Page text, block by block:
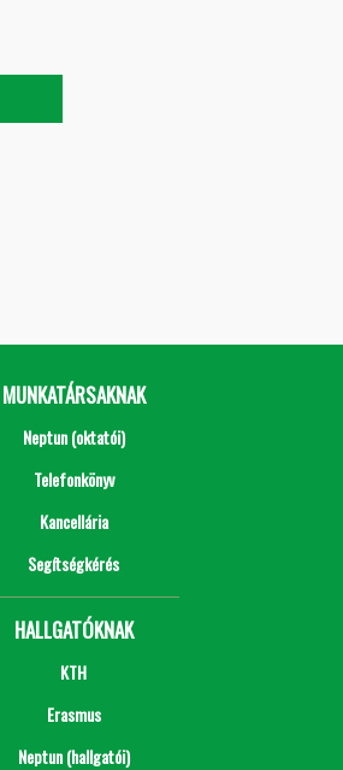
MUNKATÁRSAKNAK
Neptun (oktatói)
Telefonkönyv
Kancellária
Segítségkérés
HALLGATÓKNAK
KTH
Erasmus
Neptun (hallgatói)